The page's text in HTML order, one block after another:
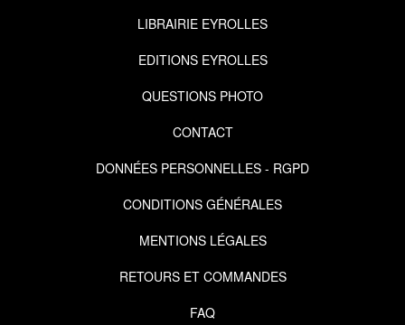
LIBRAIRIE EYROLLES
EDITIONS EYROLLES
QUESTIONS PHOTO
CONTACT
DONNÉES PERSONNELLES - RGPD
CONDITIONS GÉNÉRALES
MENTIONS LÉGALES
RETOURS ET COMMANDES
FAQ